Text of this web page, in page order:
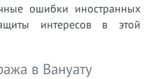
ошибки иностранных
интересов в этой
в Вануату